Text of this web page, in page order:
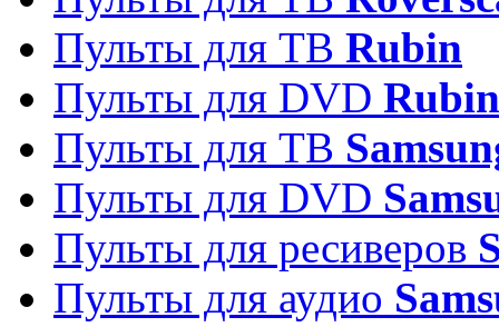
Пульты для ТВ Rubin
Пульты для DVD Rubin
Пульты для ТВ
Пульты для DVD
Пульты для ресиверов
Пульты для аудио